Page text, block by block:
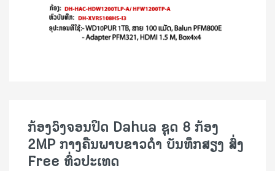
ກ້ອງວົງຈອນປິດ Dahua ຊຸດ 8 ກ້ອງ
2MP ກາງຄືນພາບຂາວດຳ ບັນທຶກສຽງ ສົ່ງ
Free ທົ່ວປະເທດ